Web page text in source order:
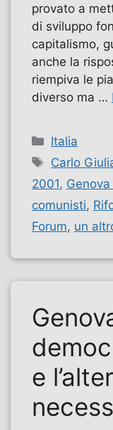
provato a
di sviluppo
capitalismo,
anche la
riempiva le
diverso ma …
Categorie
Italia
Tag
Carlo
2001,
comunisti,
Forum, un
e